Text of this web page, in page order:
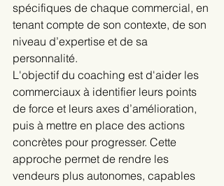
spécifiques de chaque commercial, en
tenant compte de son contexte, de son
niveau d’expertise et de sa
personnalité.
L'objectif du coaching est d'aider les
commerciaux à identifier leurs points
de force et leurs axes d’amélioration,
puis à mettre en place des actions
concrètes pour progresser. Cette
approche permet de rendre les
vendeurs plus autonomes, capables